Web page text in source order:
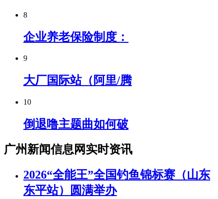
8
企业养老保险制度：
9
大厂国际站（阿里/腾
10
倒退噜主题曲如何破
广州新闻信息网实时资讯
2026“全能王”全国钓鱼锦标赛（山东
东平站）圆满举办